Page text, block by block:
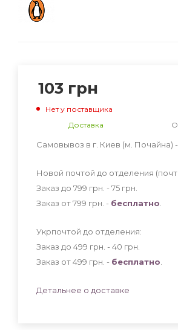
103 грн
Нет у поставщика
Доставка
Самовывоз в г. Киев (м. Почайна) -
Новой почтой до отделения
Заказ до 799 грн. - 75 грн
Заказ от 799 грн. - бесплатно
Укрпочтой до отделения:
Заказ до 499 грн. - 40 грн
Заказ от 499 грн. - бесплатно
Детальнее о доставке